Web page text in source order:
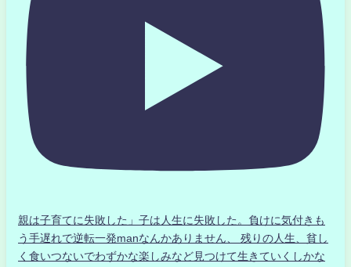
親は子育てに失敗した」子は人生に失敗した。負けに気付きも
う手遅れで逆転一発manなんかありません、 残りの人生、貧し
く食いつないでわずかな楽しみなど見つけて生きていくしかな